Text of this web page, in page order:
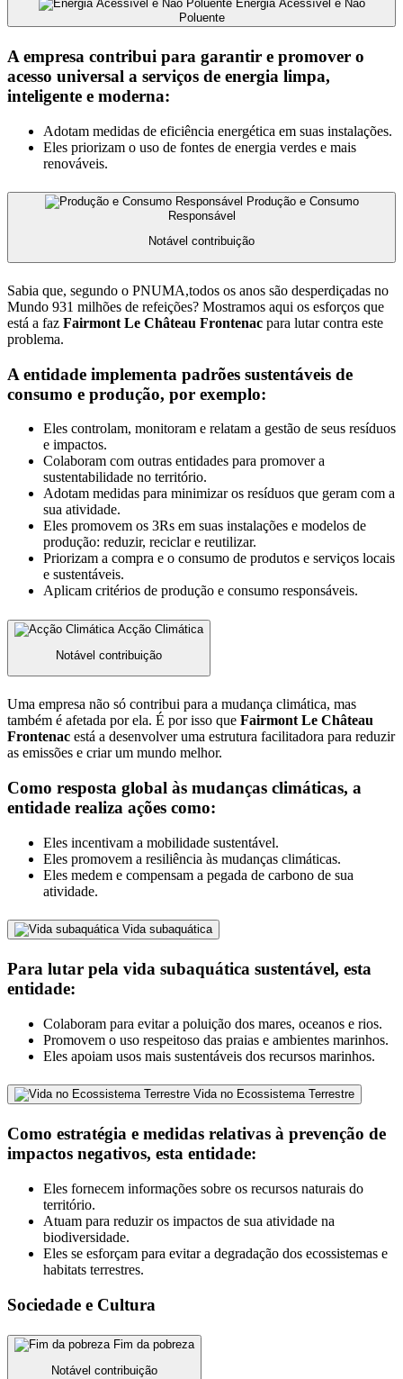
Energia Acessível e Não
Poluente
A empresa contribui para garantir e promover o
acesso universal a serviços de energia limpa,
inteligente e moderna:
Adotam medidas de eficiência energética em suas instalações.
Eles priorizam o uso de fontes de energia verdes e mais
renováveis.
Produção e Consumo
Responsável
Notável contribuição
Sabia que, segundo o PNUMA,todos os anos são desperdiçadas no
Mundo 931 milhões de refeições? Mostramos aqui os esforços que
está a faz Fairmont Le Château Frontenac para lutar contra este
problema.
A entidade implementa padrões sustentáveis ​​de
consumo e produção, por exemplo:
Eles controlam, monitoram e relatam a gestão de seus resíduos
e impactos.
Colaboram com outras entidades para promover a
sustentabilidade no território.
Adotam medidas para minimizar os resíduos que geram com a
sua atividade.
Eles promovem os 3Rs em suas instalações e modelos de
produção: reduzir, reciclar e reutilizar.
Priorizam a compra e o consumo de produtos e serviços locais
e sustentáveis.
Aplicam critérios de produção e consumo responsáveis.
Acção Climática
Notável contribuição
Uma empresa não só contribui para a mudança climática, mas
também é afetada por ela. É por isso que Fairmont Le Château
Frontenac está a desenvolver uma estrutura facilitadora para reduzir
as emissões e criar um mundo melhor.
Como resposta global às mudanças climáticas, a
entidade realiza ações como:
Eles incentivam a mobilidade sustentável.
Eles promovem a resiliência às mudanças climáticas.
Eles medem e compensam a pegada de carbono de sua
atividade.
Vida subaquática
Para lutar pela vida subaquática sustentável, esta
entidade:
Colaboram para evitar a poluição dos mares, oceanos e rios.
Promovem o uso respeitoso das praias e ambientes marinhos.
Eles apoiam usos mais sustentáveis dos recursos marinhos.
Vida no Ecossistema Terrestre
Como estratégia e medidas relativas à prevenção de
impactos negativos, esta entidade:
Eles fornecem informações sobre os recursos naturais do
território.
Atuam para reduzir os impactos de sua atividade na
biodiversidade.
Eles se esforçam para evitar a degradação dos ecossistemas e
habitats terrestres.
Sociedade e Cultura
Fim da pobreza
Notável contribuição